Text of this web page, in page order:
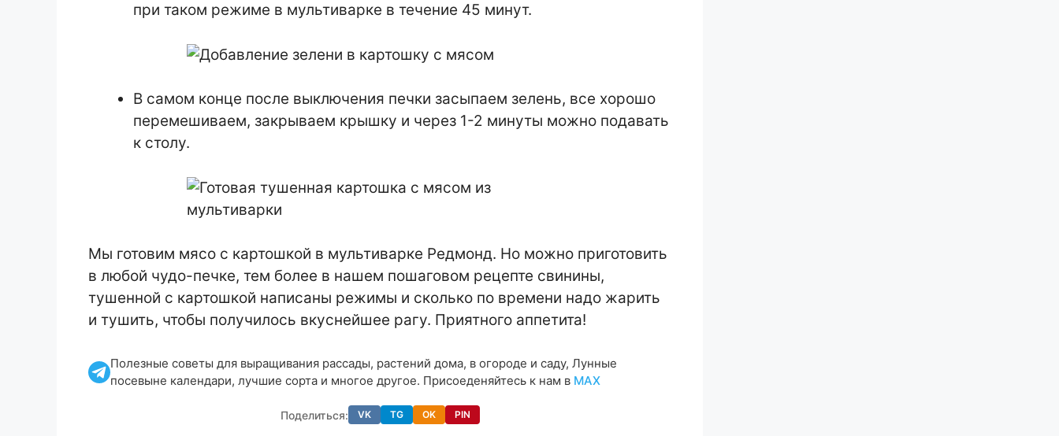
при таком режиме в мультиварке в течение 45 минут.
В самом конце после выключения печки засыпаем зелень, все хорошо
перемешиваем, закрываем крышку и через 1-2 минуты можно подавать
к столу.
Мы готовим мясо с картошкой в мультиварке Редмонд. Но можно приготовить
в любой чудо-печке, тем более в нашем пошаговом рецепте свинины,
тушенной с картошкой написаны режимы и сколько по времени надо жарить
и тушить, чтобы получилось вкуснейшее рагу. Приятного аппетита!
Полезные советы для выращивания рассады, растений дома, в огороде и саду, Лунные
посевыне календари, лучшие сорта и многое другое. Присоеденяйтесь к нам в МАХ
Поделиться: VK TG OK PIN